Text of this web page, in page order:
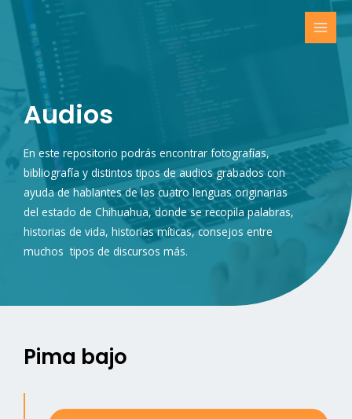
Audios
En este repositorio podrás encontrar fotografías,
bibliografía y distintos tipos de audios grabados con
ayuda de hablantes de las cuatro lenguas originarias
del estado de Chihuahua, donde se recopila palabras,
historias de vida, historias míticas, consejos entre
muchos tipos de discursos más.
Pima bajo